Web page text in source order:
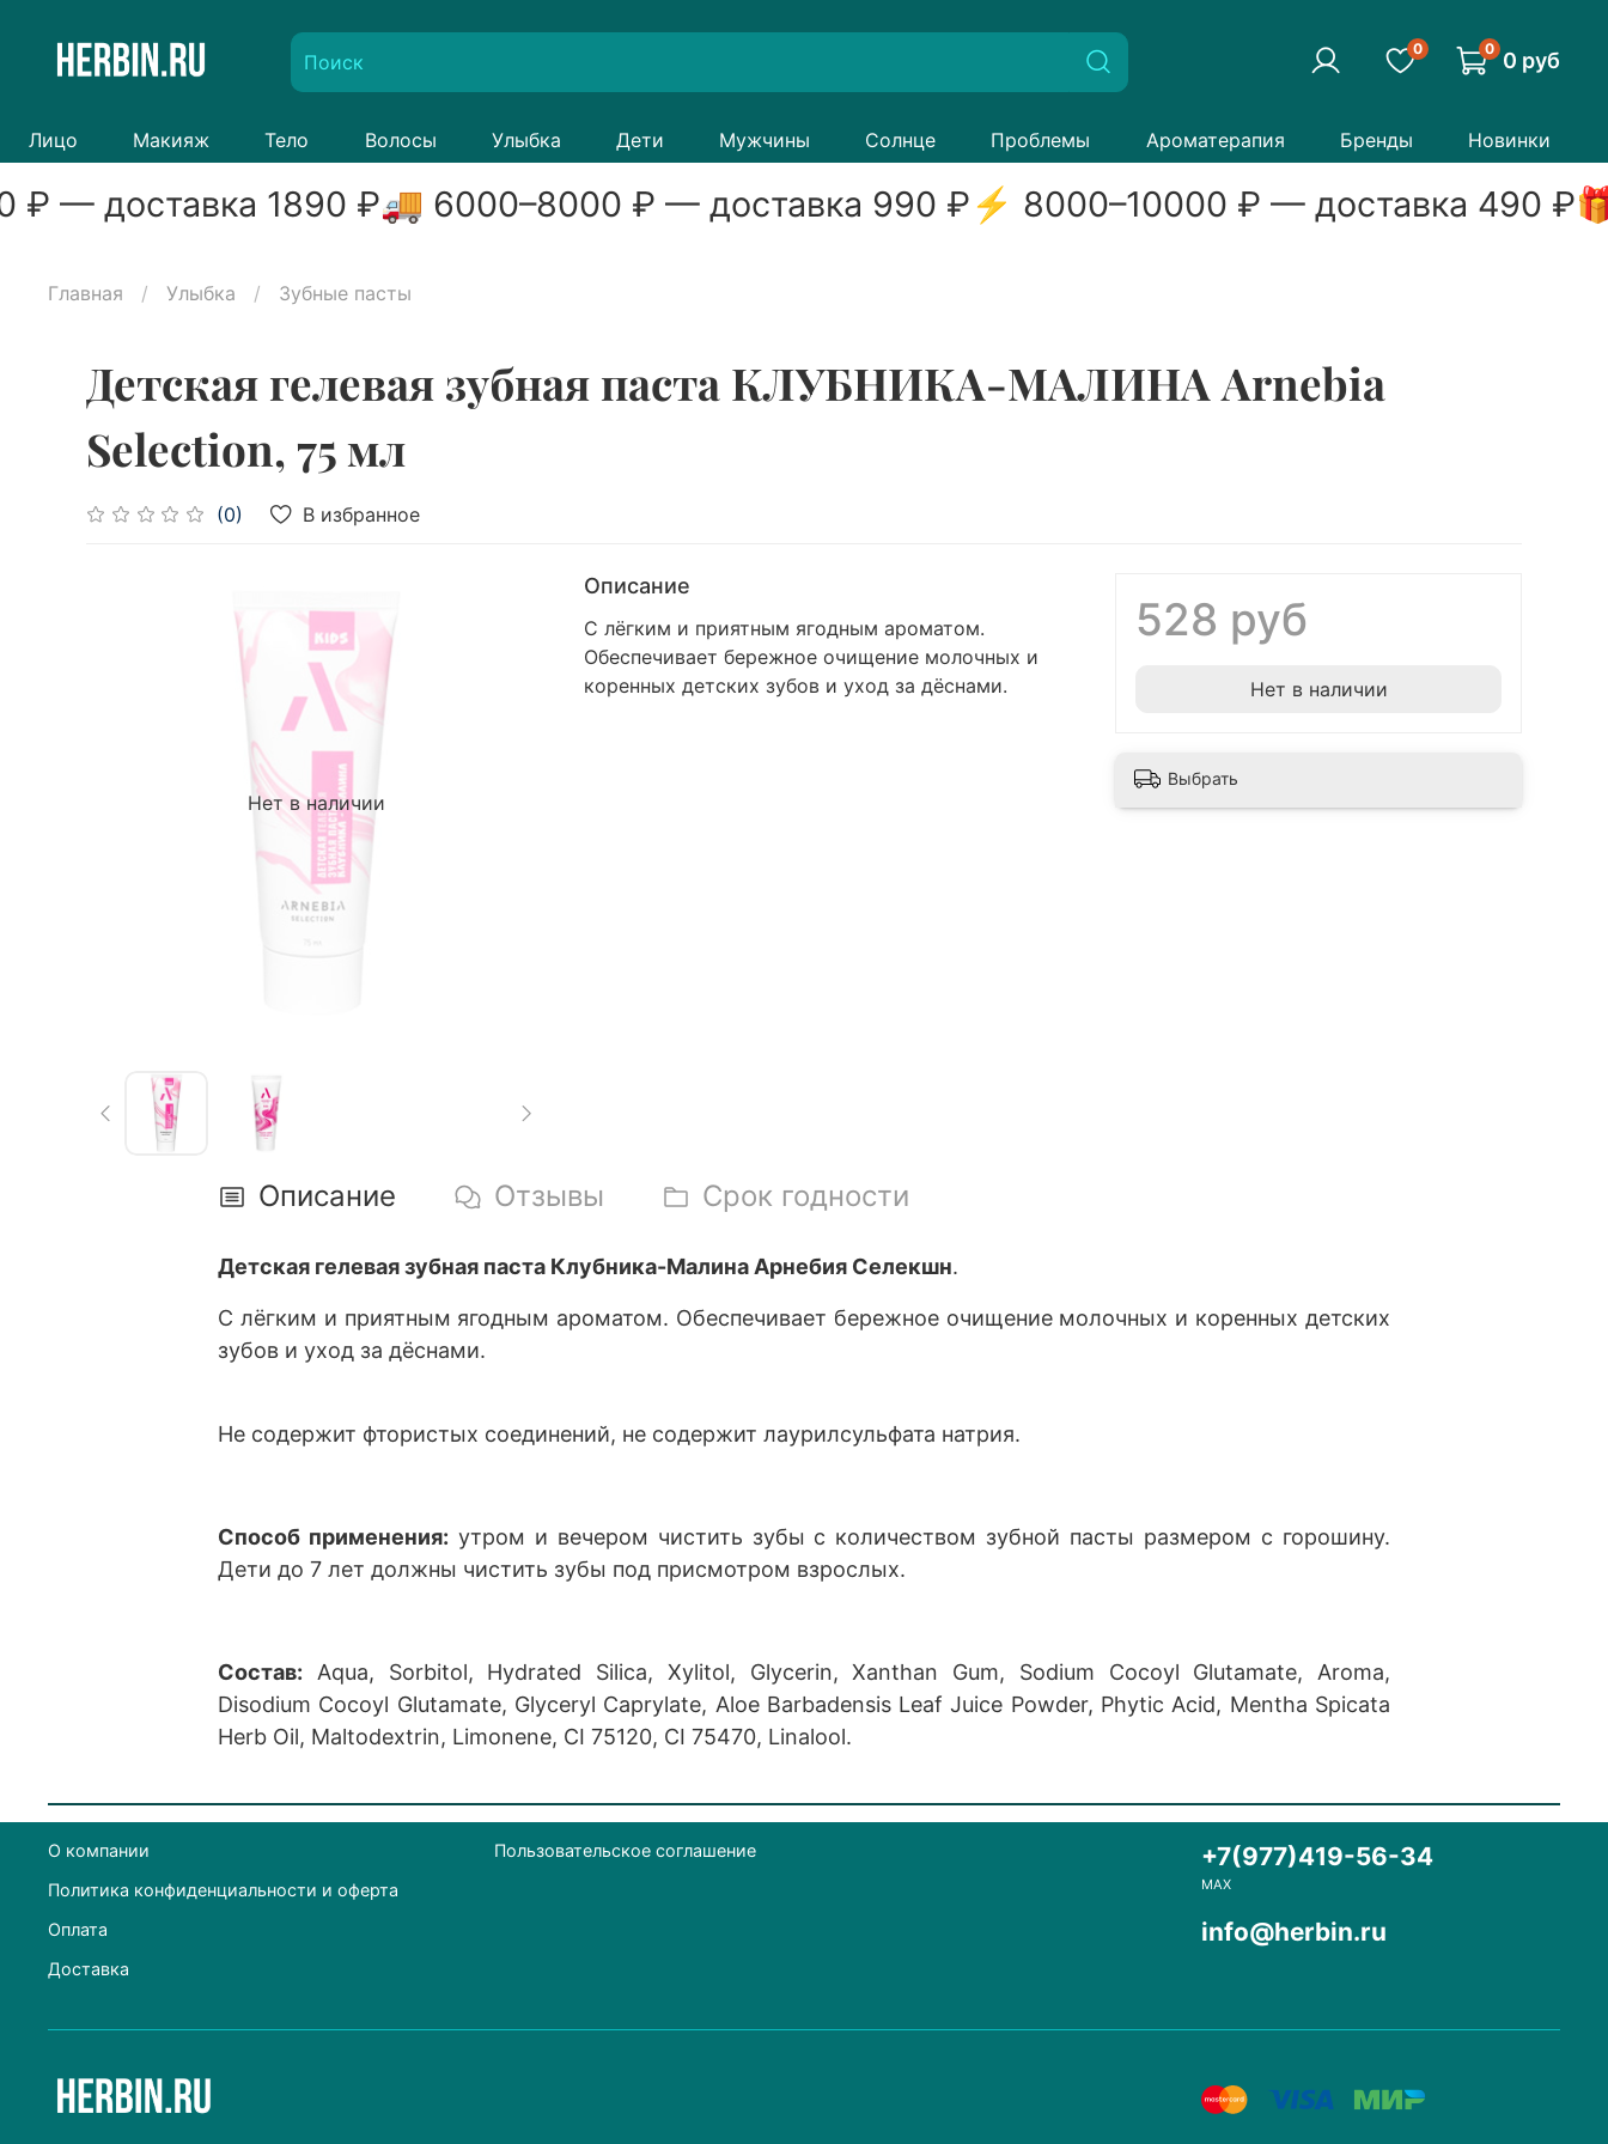
0 0 0 руб
Лицо Макияж Тело Волосы Улыбка Дети Мужчины Солнце Проблемы Ароматерапия Бренды Новинки
₽ — доставка 1890₽🚚 6000–8000₽ — доставка 990₽⚡ 8000–10000₽ — доставка 490₽
Главная Улыбка Зубные пасты
Детская гелевая зубная паста КЛУБНИКА-МАЛИНА Arnebia
Selection, 75 мл
(0) В избранное
Нет в наличии
Описание
С лёгким и приятным ягодным ароматом.
Обеспечивает бережное очищение молочных и
коренных детских зубов и уход за дёснами.
528 руб
Нет в наличии
Выбрать
Описание Отзывы Срок годности
Детская гелевая зубная паста Клубника-Малина Арнебия Селекшн.
С лёгким и приятным ягодным ароматом. Обеспечивает бережное очищение молочных и коренных детских
зубов и уход за дёснами.
Не содержит фтористых соединений, не содержит лаурилсульфата натрия.
Способ применения: утром и вечером чистить зубы с количеством зубной пасты размером с горошину.
Дети до 7 лет должны чистить зубы под присмотром взрослых.
Состав: Aqua, Sorbitol, Hydrated Silica, Xylitol, Glycerin, Xanthan Gum, Sodium Cocoyl Glutamate, Aroma,
Disodium Cocoyl Glutamate, Glyceryl Caprylate, Aloe Barbadensis Leaf Juice Powder, Phytic Acid, Mentha Spicata
Herb Oil, Maltodextrin, Limonene, CI 75120, CI 75470, Linalool.
О компании
Политика конфиденциальности и оферта
Оплата
Доставка
Пользовательское соглашение +7(977)419-56-34
MAX
info@herbin.ru